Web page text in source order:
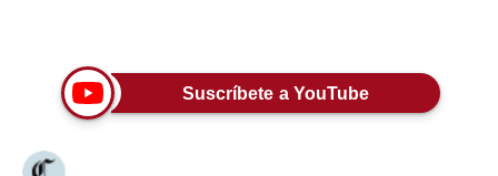
Tendencias Suscríbete a YouTube